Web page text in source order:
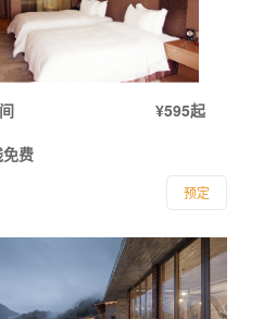
¥595起
费
预定